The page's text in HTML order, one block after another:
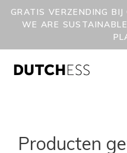
GRATIS VERZENDING
WE ARE
Producten